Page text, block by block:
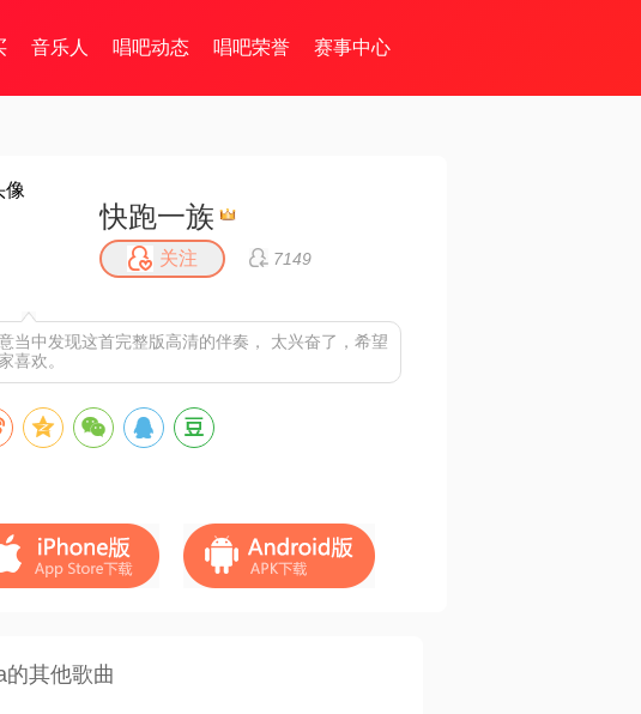
音乐人 唱吧动态 唱吧荣誉 赛事中心
快跑一族
关注 7149
当中发现这首完整版高清的伴奏， 太兴奋了，希望
喜欢。
的其他歌曲